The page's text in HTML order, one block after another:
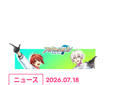
ニュース 2026.07.18